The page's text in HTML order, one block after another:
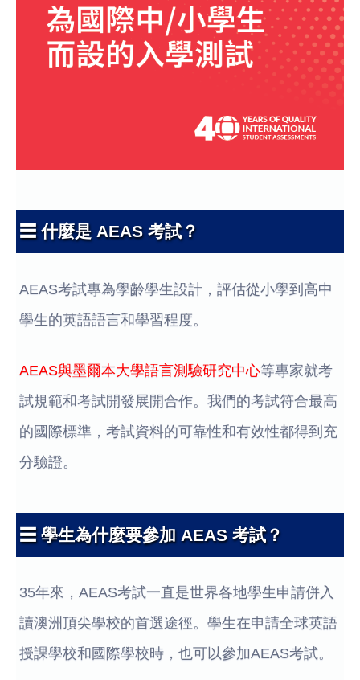
☰ 什麼是 AEAS 考試？
AEAS考試專為學齡學生設計，評估從小學到高中
學生的英語語言和學習程度。
AEAS與墨爾本大學語言測驗研究中心等專家就考
試規範和考試開發展開合作。我們的考試符合最高
的國際標準，考試資料的可靠性和有效性都得到充
分驗證。
☰ 學生為什麼要參加 AEAS 考試？
35年來，AEAS考試一直是世界各地學生申請併入
讀澳洲頂尖學校的首選途徑。學生在申請全球英語
授課學校和國際學校時，也可以參加AEAS考試。